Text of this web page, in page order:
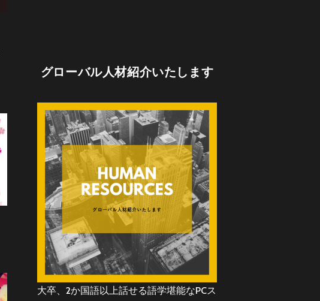
グローバル人材紹介いたします
大卒、2か国語以上話せる語学堪能なPCス